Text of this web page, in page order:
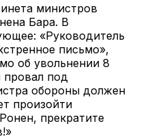
министров
Бара. В
«Руководитель
письмо»,
об увольнении 8
под
обороны должен
произойти
прекратите